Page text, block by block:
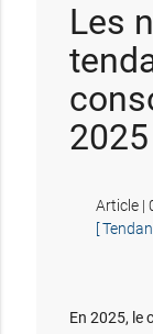
Les
2025
Article |
[
En 2025, le